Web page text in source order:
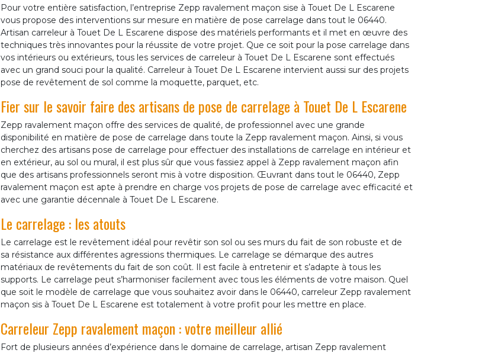
Pour votre entière satisfaction, l’entreprise Zepp ravalement maçon sise à Touet De L Escarene
vous propose des interventions sur mesure en matière de pose carrelage dans tout le 06440.
Artisan carreleur à Touet De L Escarene dispose des matériels performants et il met en œuvre des
techniques très innovantes pour la réussite de votre projet. Que ce soit pour la pose carrelage dans
vos intérieurs ou extérieurs, tous les services de carreleur à Touet De L Escarene sont effectués
avec un grand souci pour la qualité. Carreleur à Touet De L Escarene intervient aussi sur des projets
pose de revêtement de sol comme la moquette, parquet, etc.
Fier sur le savoir faire des artisans de pose de carrelage à Touet De L Escarene
Zepp ravalement maçon offre des services de qualité, de professionnel avec une grande
disponibilité en matière de pose de carrelage dans toute la Zepp ravalement maçon. Ainsi, si vous
cherchez des artisans pose de carrelage pour effectuer des installations de carrelage en intérieur et
en extérieur, au sol ou mural, il est plus sûr que vous fassiez appel à Zepp ravalement maçon afin
que des artisans professionnels seront mis à votre disposition. Œuvrant dans tout le 06440, Zepp
ravalement maçon est apte à prendre en charge vos projets de pose de carrelage avec efficacité et
avec une garantie décennale à Touet De L Escarene.
Le carrelage : les atouts
Le carrelage est le revêtement idéal pour revêtir son sol ou ses murs du fait de son robuste et de
sa résistance aux différentes agressions thermiques. Le carrelage se démarque des autres
matériaux de revêtements du fait de son coût. Il est facile à entretenir et s’adapte à tous les
supports. Le carrelage peut s’harmoniser facilement avec tous les éléments de votre maison. Quel
que soit le modèle de carrelage que vous souhaitez avoir dans le 06440, carreleur Zepp ravalement
maçon sis à Touet De L Escarene est totalement à votre profit pour les mettre en place.
Carreleur Zepp ravalement maçon : votre meilleur allié
Fort de plusieurs années d’expérience dans le domaine de carrelage, artisan Zepp ravalement